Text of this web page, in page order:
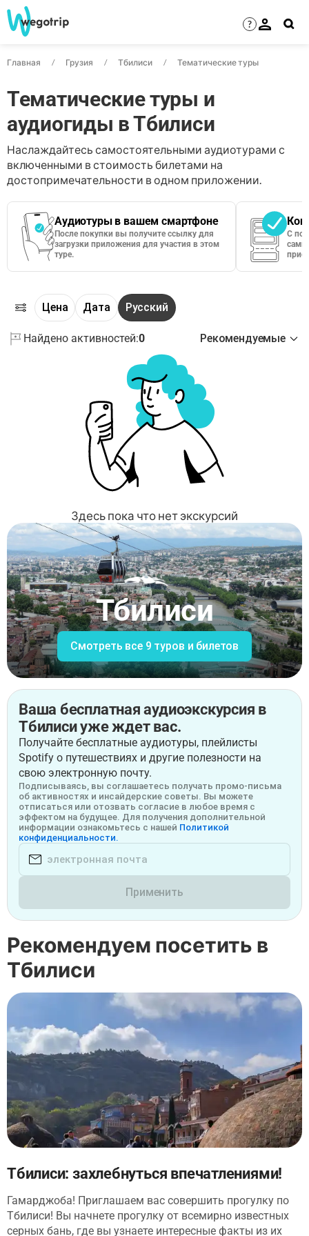
?
Главная Грузия Тбилиси Тематические туры
Тематические туры и
аудиогиды в Тбилиси
Наслаждайтесь самостоятельными аудиотурами с
включенными в стоимость билетами на
достопримечательности в одном приложении.
Аудиотуры в вашем смартфоне
После покупки вы получите ссылку для
загрузки приложения для участия в этом
туре.
С
сами
Цена Дата Русский
Найдено активностей:0 Рекомендуемые
Здесь пока что нет экскурсий
Тбилиси
Смотреть все 9 туров и билетов
Ваша бесплатная аудиоэкскурсия в
Тбилиси уже ждет вас.
Получайте бесплатные аудиотуры, плейлисты
Spotify о путешествиях и другие полезности на
свою электронную почту.
Подписываясь, вы соглашаетесь получать промо-письма
об активностях и инсайдерские советы. Вы можете
отписаться или отозвать согласие в любое время с
эффектом на будущее. Для получения дополнительной
информации ознакомьтесь с нашей Политикой
конфиденциальности.
Применить
Рекомендуем посетить в
Тбилиси
Тбилиси: захлебнуться впечатлениями!
Гамарджоба! Приглашаем вас совершить прогулку по
Тбилиси! Вы начнете прогулку от всемирно известных
серных бань, где вы узнаете интересные факты из их